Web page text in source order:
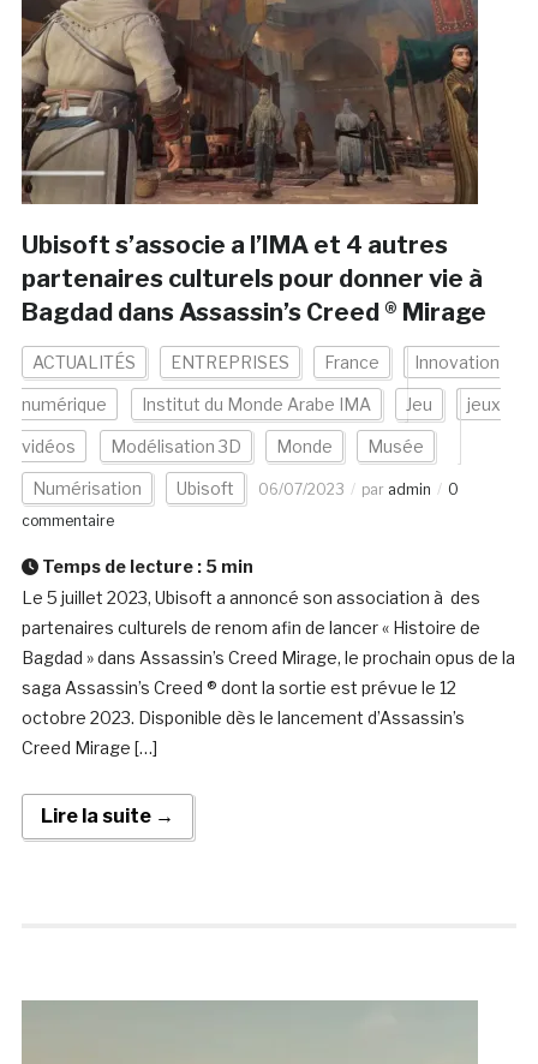
Ubisoft s’associe a l’IMA et 4 autres
partenaires culturels pour donner vie à
Bagdad dans Assassin’s Creed ® Mirage
ACTUALITÉS ENTREPRISES France Innovation
numérique Institut du Monde Arabe IMA Jeu jeux
vidéos Modélisation 3D Monde Musée
Numérisation Ubisoft 06/07/2023 par admin
0
commentaire
Temps de lecture : 5 min
Le 5 juillet 2023, Ubisoft a annoncé son association à des
partenaires culturels de renom afin de lancer « Histoire de
Bagdad » dans Assassin’s Creed Mirage, le prochain opus de la
saga Assassin’s Creed ® dont la sortie est prévue le 12
octobre 2023. Disponible dès le lancement d’Assassin’s
Creed Mirage […]
Lire la suite →